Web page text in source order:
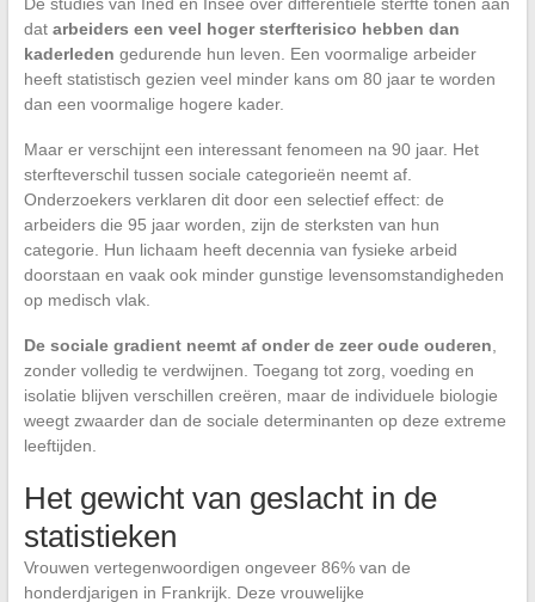
De studies van Ined en Insee over differentiële sterfte tonen aan
dat arbeiders een veel hoger sterfterisico hebben dan
kaderleden gedurende hun leven. Een voormalige arbeider
heeft statistisch gezien veel minder kans om 80 jaar te worden
dan een voormalige hogere kader.
Maar er verschijnt een interessant fenomeen na 90 jaar. Het
sterfteverschil tussen sociale categorieën neemt af.
Onderzoekers verklaren dit door een selectief effect: de
arbeiders die 95 jaar worden, zijn de sterksten van hun
categorie. Hun lichaam heeft decennia van fysieke arbeid
doorstaan en vaak ook minder gunstige levensomstandigheden
op medisch vlak.
De sociale gradient neemt af onder de zeer oude ouderen,
zonder volledig te verdwijnen. Toegang tot zorg, voeding en
isolatie blijven verschillen creëren, maar de individuele biologie
weegt zwaarder dan de sociale determinanten op deze extreme
leeftijden.
Het gewicht van geslacht in de
statistieken
Vrouwen vertegenwoordigen ongeveer 86% van de
honderdjarigen in Frankrijk. Deze vrouwelijke